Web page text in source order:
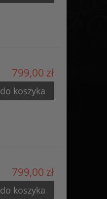
799,00 zł
do koszyka
799,00 zł
do koszyka